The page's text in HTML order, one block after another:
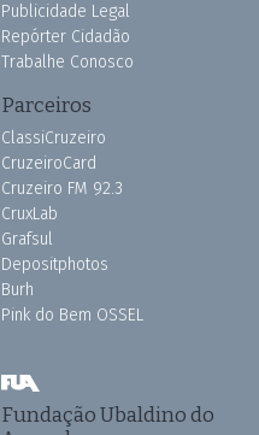
Publicidade Legal
Repórter Cidadão
Trabalhe Conosco
Parceiros
ClassiCruzeiro
CruzeiroCard
Cruzeiro FM 92.3
CruxLab
Grafsul
Depositphotos
Burh
Pink do Bem OSSEL
Fundação Ubaldino do